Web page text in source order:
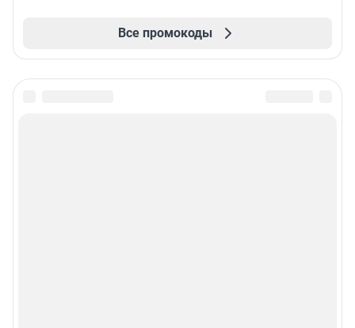
Все промокоды